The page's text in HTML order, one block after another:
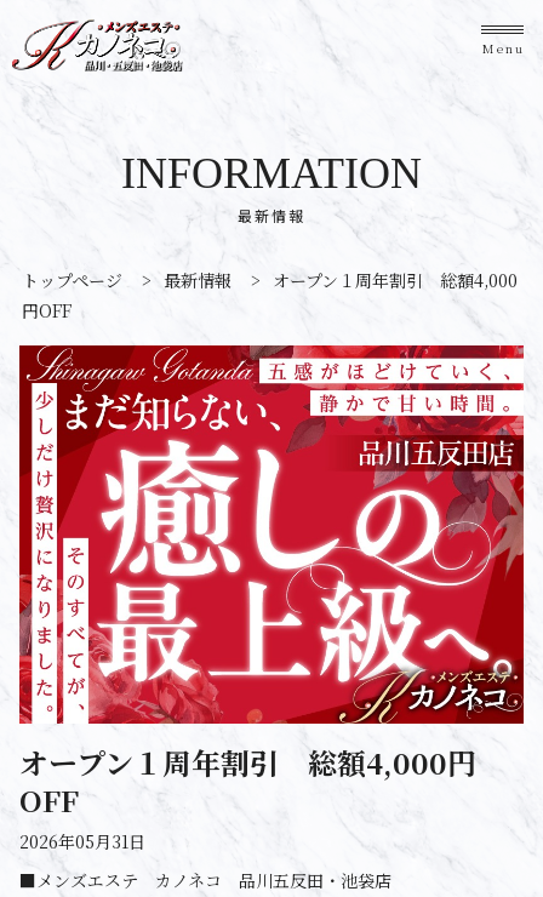
Menu
最新情報
INFORMATION
トップページ > 最新情報 > オープン１周年割引 総額4,000
円OFF
オープン１周年割引 総額4,000円
OFF
2026年05月31日
■メンズエステ カノネコ 品川五反田・池袋店